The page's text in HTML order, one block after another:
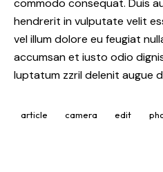
hendrerit in vulputate velit
vel illum dolore eu feugiat
accumsan et iusto odio
luptatum zzril delenit augue
article camera edit